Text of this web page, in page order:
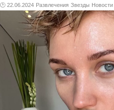
🕑 22.06.2024 Развлечения Звезды Новости